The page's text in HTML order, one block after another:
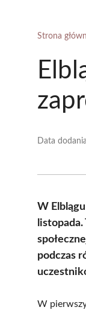
Strona
Data
W
podczas
W